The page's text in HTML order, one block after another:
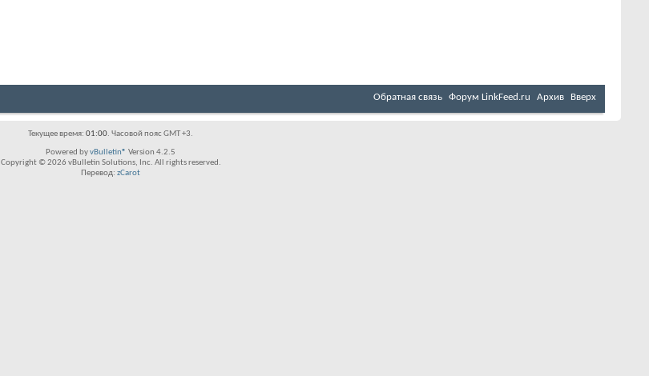
Обратная связь Форум LinkFeed.ru Архив Вверх
Текущее время: 01:00. Часовой пояс GMT +3.
Powered byvBulletin® Version 4.2.5
Copyright © 2026 vBulletin Solutions, Inc. All rights reserved.
Перевод: zCarot